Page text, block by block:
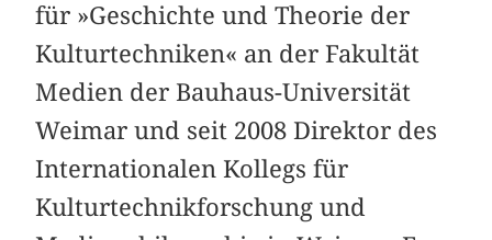
für »Geschichte und Theorie der
Kulturtechniken« an der Fakultät
Medien der Bauhaus-Universität
Weimar und seit 2008 Direktor des
Internationalen Kollegs für
Kulturtechnikforschung und